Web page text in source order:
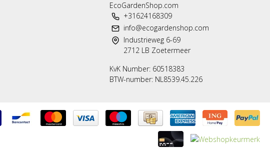
EcoGardenShop.com
+31624168309
info@ecogardenshop.com
Industrieweg 6-69
2712 LB Zoetermeer
KvK Number: 60518383
BTW-number: NL8539.45.226